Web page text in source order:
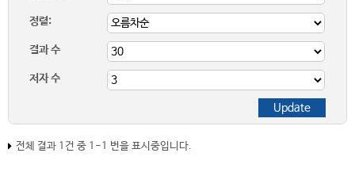
정렬:
결과 수
저자 수
전체 결과 1건 중 1-1 번을 표시중입니다.